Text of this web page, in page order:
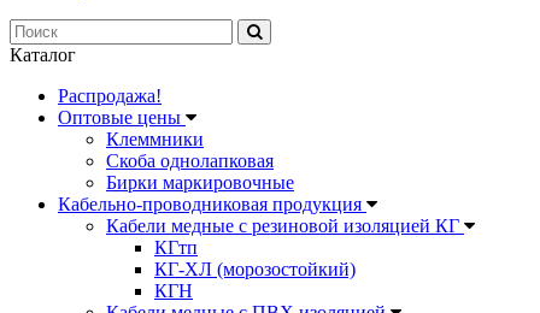
Каталог
Распродажа!
Оптовые цены
Клеммники
Скоба однолапковая
Бирки маркировочные
Кабельно-проводниковая продукция
Кабели медные с резиновой изоляцией КГ
КГтп
КГ-ХЛ (морозостойкий)
КГН